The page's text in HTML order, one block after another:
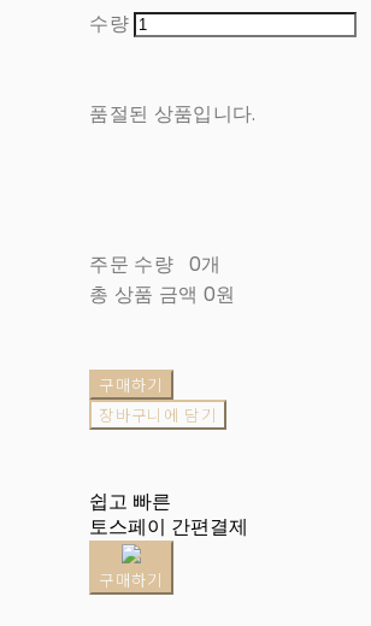
수량
품절된 상품입니다.
주문 수량 0개
총 상품 금액 0원
구매하기
장바구니에 담기
쉽고 빠른
토스페이 간편결제
구매하기